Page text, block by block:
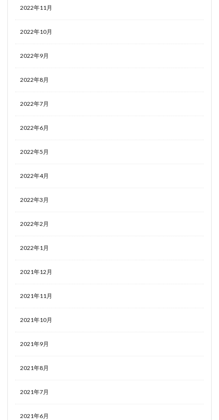
2022年11月
2022年10月
2022年9月
2022年8月
2022年7月
2022年6月
2022年5月
2022年4月
2022年3月
2022年2月
2022年1月
2021年12月
2021年11月
2021年10月
2021年9月
2021年8月
2021年7月
2021年6月